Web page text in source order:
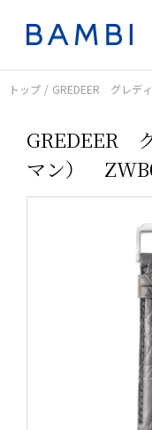
トップ GREDEER グレデ
GREDEER
マン）